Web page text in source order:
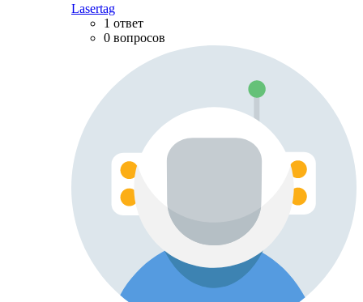
Lasertag
1 ответ
0 вопросов